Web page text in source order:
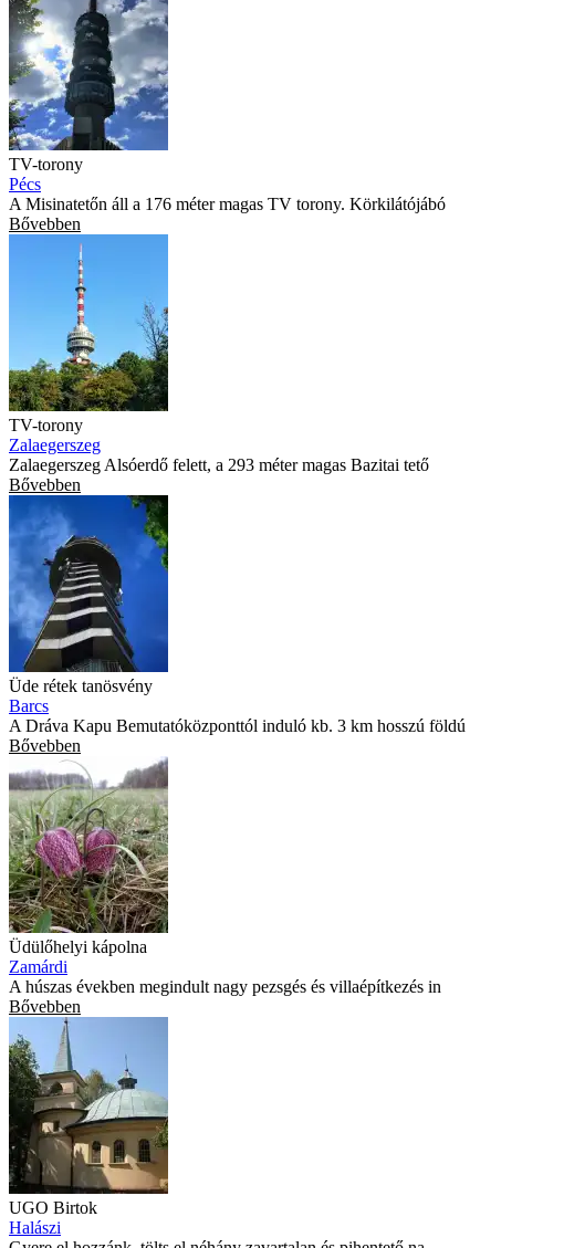
TV-torony
Pécs
A Misinatetőn áll a 176 méter magas TV torony. Körkilátójábó
Bővebben
TV-torony
Zalaegerszeg
Zalaegerszeg Alsóerdő felett, a 293 méter magas Bazitai tető
Bővebben
Üde rétek tanösvény
Barcs
A Dráva Kapu Bemutatóközponttól induló kb. 3 km hosszú földú
Bővebben
Üdülőhelyi kápolna
Zamárdi
A húszas években megindult nagy pezsgés és villaépítkezés in
Bővebben
UGO Birtok
Halászi